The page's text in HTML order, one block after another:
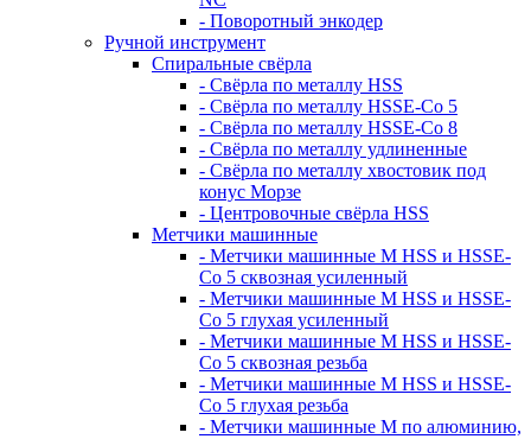
- Поворотный энкодер
Ручной инструмент
Спиральные свёрла
- Свёрла по металлу HSS
- Свёрла по металлу HSSE-Co 5
- Свёрла по металлу HSSE-Co 8
- Свёрла по металлу удлиненные
- Свёрла по металлу хвостовик под
конус Морзе
- Центровочные свёрла HSS
Метчики машинные
- Метчики машинные M HSS и HSSE-
Co 5 сквозная усиленный
- Метчики машинные M HSS и HSSE-
Co 5 глухая усиленный
- Метчики машинные M HSS и HSSE-
Co 5 сквозная резьба
- Метчики машинные M HSS и HSSE-
Co 5 глухая резьба
- Метчики машинные M по алюминию,